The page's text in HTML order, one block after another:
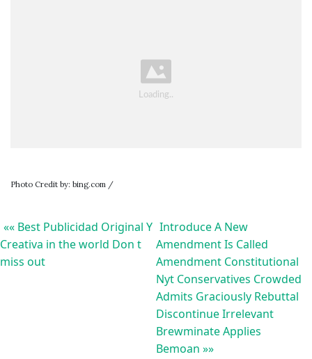
Photo Credit by: bing.com /
«« Best Publicidad Original Y
Creativa in the world Don t
miss out
Introduce A New
Amendment Is Called
Amendment Constitutional
Nyt Conservatives Crowded
Admits Graciously Rebuttal
Discontinue Irrelevant
Brewminate Applies
Bemoan »»